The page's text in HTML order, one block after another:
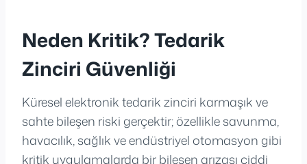
Neden Kritik? Tedarik
Zinciri Güvenliği
Küresel elektronik tedarik zinciri karmaşık ve
sahte bileşen riski gerçektir; özellikle savunma,
havacılık, sağlık ve endüstriyel otomasyon gibi
kritik uygulamalarda bir bileşen arızası ciddi